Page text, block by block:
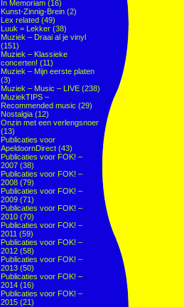
In Memoriam (16)
Kunst-Zinnig-Brein (2)
Lex related (49)
Luuk = Lekker (38)
Muziek – Draai al je vinyl
(151)
Muziek – Klassieke
concerten! (11)
Muziek – Mijn eerste platen
(3)
Muziek – Music – LIVE (238)
MuziekTIPS –
Recommended music (29)
Nostalgia (12)
Onzin met een verlengsnoer
(13)
Publicaties voor
ApeldoornDirect (43)
Publicaties voor FOK! –
2007 (38)
Publicaties voor FOK! –
2008 (79)
Publicaties voor FOK! –
2009 (71)
Publicaties voor FOK! –
2010 (70)
Publicaties voor FOK! –
2011 (59)
Publicaties voor FOK! –
2012 (58)
Publicaties voor FOK! –
2013 (50)
Publicaties voor FOK! –
2014 (16)
Publicaties voor FOK! –
2015 (21)